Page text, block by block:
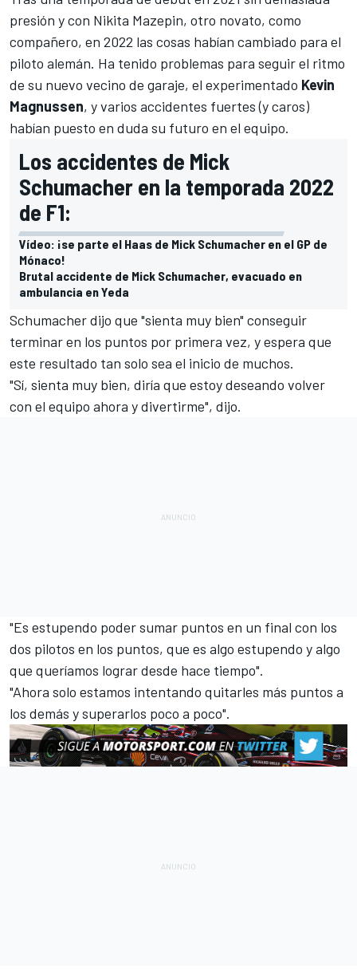
presión y con Nikita Mazepin, otro novato, como
compañero, en 2022 las cosas habían cambiado para el
piloto alemán. Ha tenido problemas para seguir el ritmo
de su nuevo vecino de garaje, el experimentado Kevin
Magnussen, y varios accidentes fuertes (y caros)
habían puesto en duda su futuro en el equipo.
Los accidentes de Mick
Schumacher en la temporada 2022
de F1:
Vídeo: ¡se parte el Haas de Mick Schumacher en el GP de
Mónaco!
Brutal accidente de Mick Schumacher, evacuado en
ambulancia en Yeda
Schumacher dijo que "sienta muy bien" conseguir
terminar en los puntos por primera vez, y espera que
este resultado tan solo sea el inicio de muchos.
"Sí, sienta muy bien, diría que estoy deseando volver
con el equipo ahora y divertirme", dijo.
"Es estupendo poder sumar puntos en un final con los
dos pilotos en los puntos, que es algo estupendo y algo
que queríamos lograr desde hace tiempo".
"Ahora solo estamos intentando quitarles más puntos a
los demás y superarlos poco a poco".